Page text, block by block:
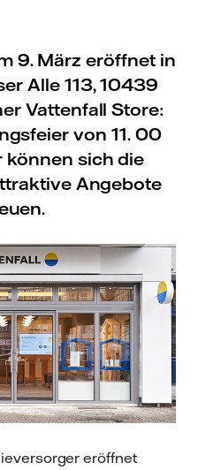
9. März eröffnet in
Alle 113, 10439
Vattenfall Store:
von 11. 00
können sich die
Angebote
eröffnet